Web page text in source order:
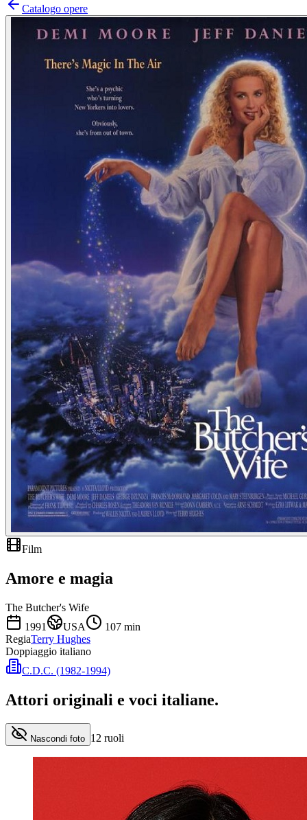
Catalogo opere
Film
Amore e magia
The Butcher's Wife
1991
USA 107 min
RegiaTerry Hughes
Doppiaggio italiano
C.D.C. (1982-1994)
Attori originali e voci italiane.
Nascondi foto 12 ruoli